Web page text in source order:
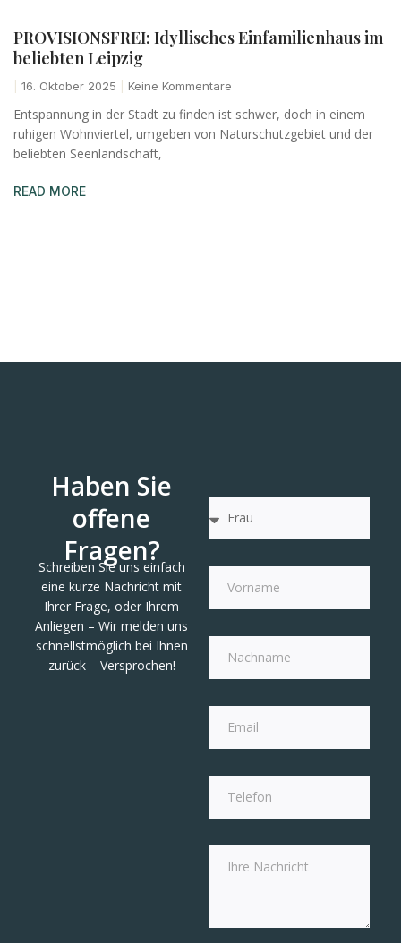
PROVISIONSFREI: Idyllisches Einfamilienhaus im
beliebten Leipzig
16. Oktober 2025 Keine Kommentare
Entspannung in der Stadt zu finden ist schwer, doch in einem
ruhigen Wohnviertel, umgeben von Naturschutzgebiet und der
beliebten Seenlandschaft,
READ MORE
Haben Sie
offene
Fragen?
Schreiben Sie uns einfach
eine kurze Nachricht mit
Ihrer Frage, oder Ihrem
Anliegen – Wir melden uns
schnellstmöglich bei Ihnen
zurück – Versprochen!